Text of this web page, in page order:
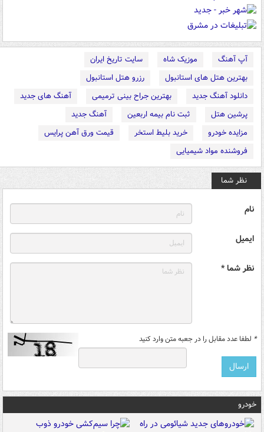
آپ آهنگ موزیک شاه
سایت تاریخ ایران
بهترین هتل های استانبول
رزرو هتل استانبول
دانلود آهنگ جدید
بهترین جراح بینی ترمیمی
آهنگ های جدید
پرشین هتل
ثبت نام بیمه اربعین
آهنگ جدید
مزایده خودرو
خرید بلیط استخر
قیمت ورق آهن پرایس
فروشنده مواد شیمیایی
نظر شما
نام
ایمیل
نظر شما *
* لطفا عدد مقابل را در جعبه متن وارد کنید
خودرو